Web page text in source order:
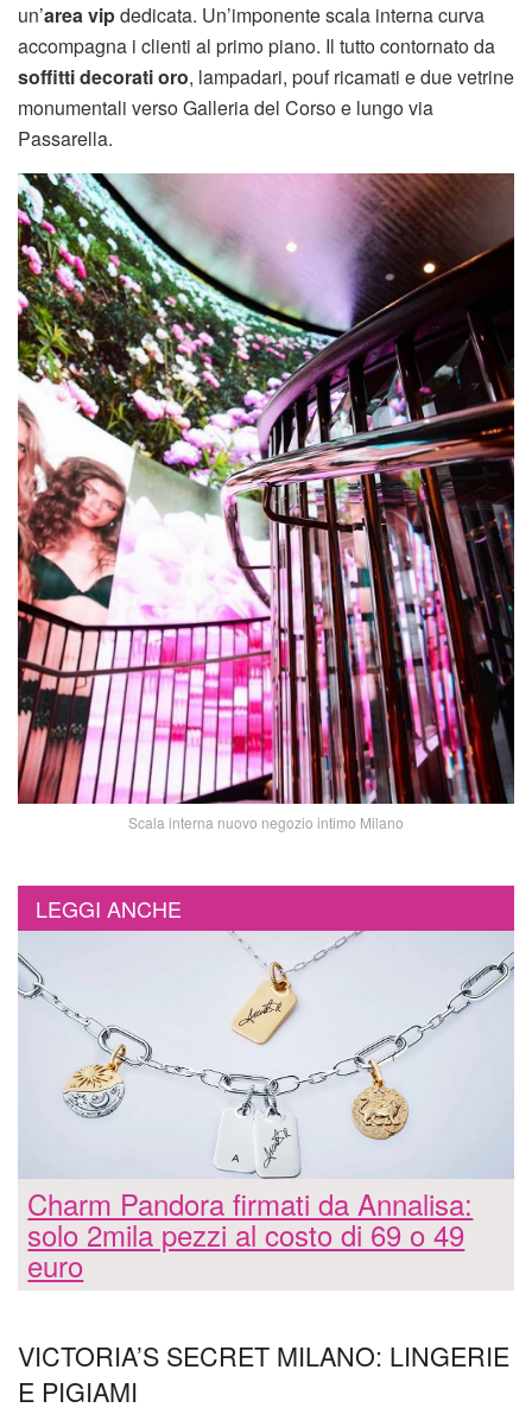
un’area vipdedicata. Un’imponente scala interna curva
accompagna i clienti al primo piano. Il tutto contornato da
soffitti decorati oro, lampadari, pouf ricamati e due vetrine
monumentali verso Galleria del Corso e lungo via
Passarella.
Scala interna nuovo negozio intimo Milano
LEGGI ANCHE
Charm Pandora firmati da Annalisa:
solo 2mila pezzi al costo di 69 o 49
euro
VICTORIA’S SECRET MILANO: LINGERIE
E PIGIAMI